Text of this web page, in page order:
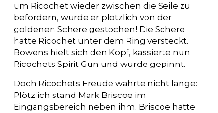
um Ricochet wieder zwischen die Seile zu
befördern, wurde er plötzlich von der
goldenen Schere gestochen! Die Schere
hatte Ricochet unter dem Ring versteckt.
Bowens hielt sich den Kopf, kassierte nun
Ricochets Spirit Gun und wurde gepinnt.
Doch Ricochets Freude währte nicht lange:
Plötzlich stand Mark Briscoe im
Eingangsbereich neben ihm. Briscoe hatte